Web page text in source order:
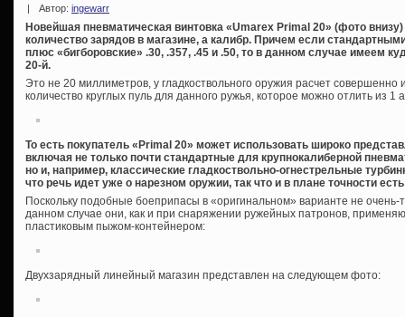
Автор: ingewarr
Новейшая пневматическая винтовка «Umarex Primal 20» (фото
количество зарядов в магазине, а калибр. Причем если
плюс «бигборовские» .30, .357, .45 и .50, то в данном случае имеем
20-й.
Это не 20 миллиметров, у гладкоствольного оружия расчет
количество круглых пуль для данного ружья, которое можно отлить из 1
То есть покупатель «Primal 20» может использовать широко
включая не только почти стандартные для крупнокалиберной
но и, например, классические гладкоствольно-огнестрельные
что речь идет уже о нарезном оружии, так что и в плане точности
Поскольку подобные боеприпасы в «оригинальном» варианте не очень-
данном случае они, как и при снаряжении ружейных патронов,
пластиковым пыжом-контейнером:
Двухзарядный линейный магазин представлен на следующем фото: